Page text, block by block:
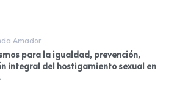
Amador
para la igualdad, prevención,
integral del hostigamiento sexual en